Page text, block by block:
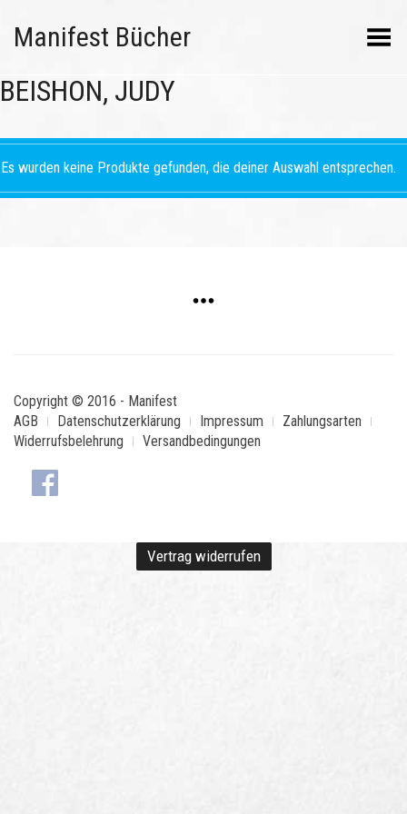
Manifest Bücher Menü umschalten
BEISHON, JUDY
Es wurden keine Produkte gefunden, die deiner Auswahl entsprechen.
Copyright © 2016 - Manifest
AGB
Datenschutzerklärung Impressum
Zahlungsarten
Widerrufsbelehrung
Versandbedingungen
Vertrag widerrufen